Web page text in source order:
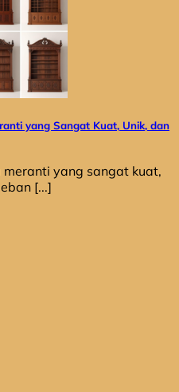
yang Sangat Kuat, Unik, dan
yang sangat kuat,
[...]